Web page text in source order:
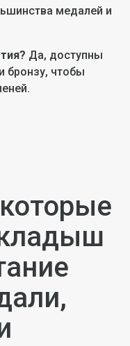
медалей и
Да, доступны
бронзу, чтобы